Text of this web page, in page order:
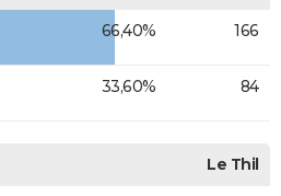
66,40% 166
33,60% 84
Le Thil